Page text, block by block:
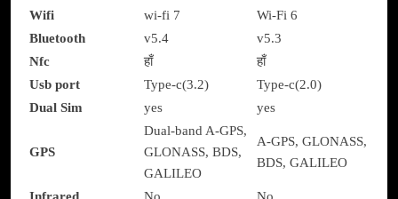
Wifi
wi-fi 7
Wi-Fi 6
Bluetooth
v5.4
v5.3
Nfc
हाँ
हाँ
Usb port
Type-c(3.2)
Type-c(2.0)
Dual Sim
yes yes
GPS
Dual-band A-GPS,
GLONASS, BDS,
GALILEO
A-GPS, GLONASS,
BDS, GALILEO